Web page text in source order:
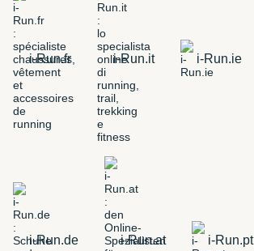
i-Run.fr i-Run.it i-Run.ie
i-Run.de i-Run.at i-Run.pt